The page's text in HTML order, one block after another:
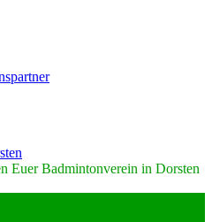
Euer Badmintonverein in Dorsten